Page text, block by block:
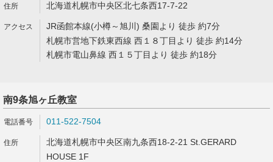
北海道札幌市中央区北七条西17-7-22
JR函館本線(小樽～旭川) 桑園より 徒歩 約7分
札幌市営地下鉄東西線 西１８丁目より 徒歩 約14分
札幌市電山鼻線 西１５丁目より 徒歩 約18分
南9条旭ヶ丘教室
011-522-7504
北海道札幌市中央区南九条西18-2-21 St.GERARD
HOUSE 1F